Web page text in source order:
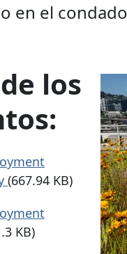
en el
los
(667.94 KB)
KB)